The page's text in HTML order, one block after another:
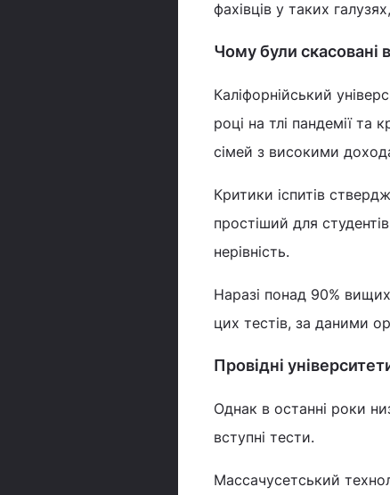
фахівців у таких
Чому були скасовані
Каліфорнійський
році на тлі пандемії та
сімей з високими
Критики іспитів
простіший для
нерівність.
Наразі понад 90%
цих тестів, за даними
Провідні
Однак в останні роки
вступні тести.
Массачусетський